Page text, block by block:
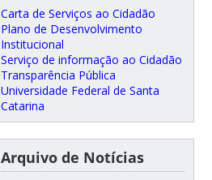
Carta de Serviços ao Cidadão
Plano de Desenvolvimento
Institucional
Serviço de informação ao Cidadão
Transparência Pública
Universidade Federal de Santa
Catarina
Arquivo de Notícias